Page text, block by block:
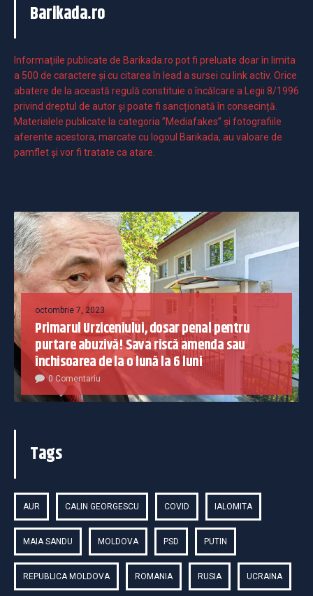
Barikada.ro
Informaţiile publicate de Barikada.ro pot fi preluate doar în limita
a 500 de caractere şi cu citarea în lead a sursei cu link activ. Orice
abatere de la această regulă constituie o încălcare a Legii 8/1996
privind dreptul de autor și poate fi sancționată în consecință.
Materialele publicate la categoria ”Mediafakes” și fotografiile
aferente acestora, marcate cu logoul Barikada, au valoare de
pamflet și vor fi tratate ca atare.
octombrie 7, 2023
Primarul Urziceniului, dosar penal pentru
purtare abuzivă! Sava riscă amenda sau
închisoarea de la o lună la 6 luni
0 Comentariu
Tags
AUR CALIN GEORGESCU COVID IALOMITA
MAIA SANDU MOLDOVA PSD PUTIN
REPUBLICA MOLDOVA ROMANIA RUSIA UCRAINA